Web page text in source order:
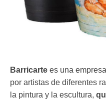
Barricarte es una
por artistas de diferentes
la pintura y la escultura,